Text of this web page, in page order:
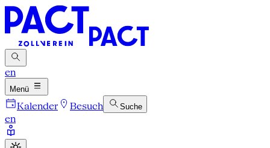
en
Menü
Kalender Besuch Suche
en